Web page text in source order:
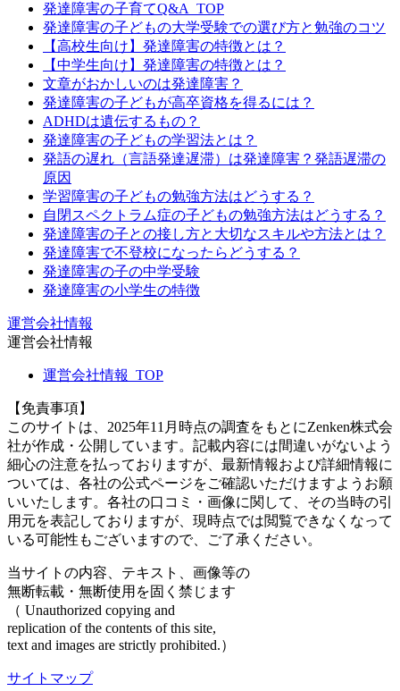
発達障害の子育てQ&A_TOP
発達障害の子どもの大学受験での選び方と勉強のコツ
【高校生向け】発達障害の特徴とは？
【中学生向け】発達障害の特徴とは？
文章がおかしいのは発達障害？
発達障害の子どもが高卒資格を得るには？
ADHDは遺伝するもの？
発達障害の子どもの学習法とは？
発語の遅れ（言語発達遅滞）は発達障害？発語遅滞の
原因
学習障害の子どもの勉強方法はどうする？
自閉スペクトラム症の子どもの勉強方法はどうする？
発達障害の子との接し方と大切なスキルや方法とは？
発達障害で不登校になったらどうする？
発達障害の子の中学受験
発達障害の小学生の特徴
運営会社情報
運営会社情報
運営会社情報_TOP
【免責事項】
このサイトは、2025年11月時点の調査をもとにZenken株式会
社が作成・公開しています。記載内容には間違いがないよう
細心の注意を払っておりますが、最新情報および詳細情報に
ついては、各社の公式ページをご確認いただけますようお願
いいたします。各社の口コミ・画像に関して、その当時の引
用元を表記しておりますが、現時点では閲覧できなくなって
いる可能性もございますので、ご了承ください。
当サイトの内容、テキスト、画像等の
無断転載・無断使用を固く禁じます
（ Unauthorized copying and
replication of the contents of this site,
text and images are strictly prohibited.）
サイトマップ